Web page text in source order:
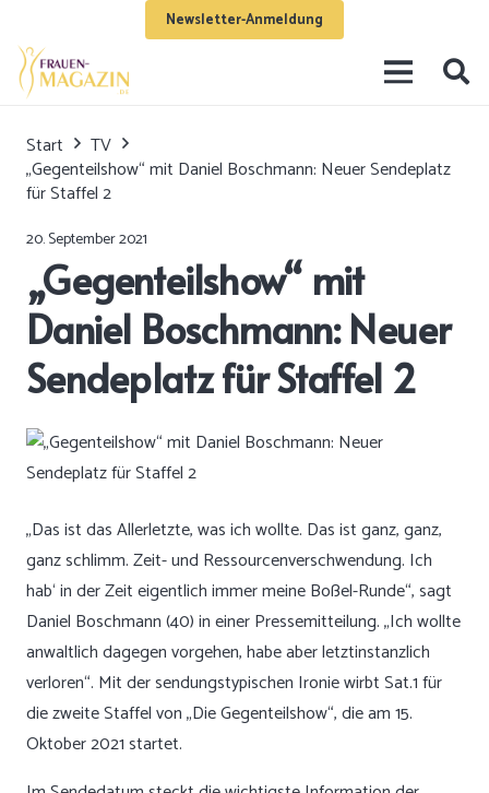
Newsletter-Anmeldung
Start
TV
„Gegenteilshow“ mit Daniel Boschmann: Neuer Sendeplatz
für Staffel 2
20. September 2021
„Gegenteilshow“ mit
Daniel Boschmann: Neuer
Sendeplatz für Staffel 2
„Das ist das Allerletzte, was ich wollte. Das ist ganz, ganz,
ganz schlimm. Zeit- und Ressourcenverschwendung. Ich
hab‘ in der Zeit eigentlich immer meine Boßel-Runde“, sagt
Daniel Boschmann (40) in einer Pressemitteilung. „Ich wollte
anwaltlich dagegen vorgehen, habe aber letztinstanzlich
verloren“. Mit der sendungstypischen Ironie wirbt Sat.1 für
die zweite Staffel von „Die Gegenteilshow“, die am 15.
Oktober 2021 startet.